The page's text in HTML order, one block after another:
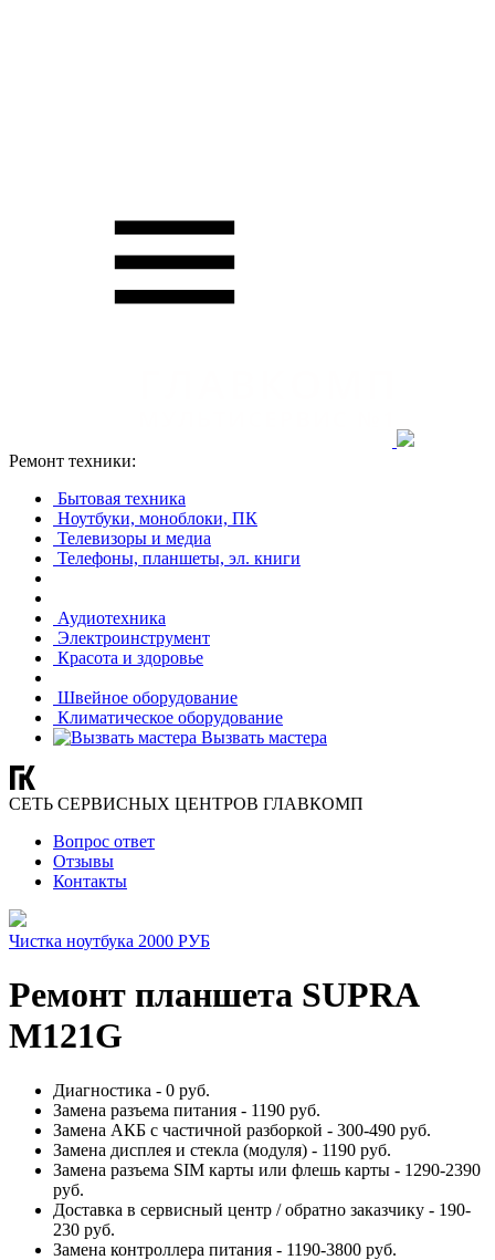
Ремонт техники:
Бытовая техника
Ноутбуки, моноблоки, ПК
Телевизоры и медиа
Телефоны, планшеты, эл. книги
Аудиотехника
Электроинструмент
Красота и здоровье
Швейное оборудование
Климатическое оборудование
Вызвать мастера
СЕТЬ СЕРВИСНЫХ ЦЕНТРОВ ГЛАВКОМП
Вопрос ответ
Отзывы
Контакты
Чистка ноутбука 2000 РУБ
Ремонт планшета SUPRA
M121G
Диагностика - 0 руб.
Замена разъема питания - 1190 руб.
Замена АКБ с частичной разборкой - 300-490 руб.
Замена дисплея и стекла (модуля) - 1190 руб.
Замена разъема SIM карты или флешь карты - 1290-2390
руб.
Доставка в сервисный центр / обратно заказчику - 190-
230 руб.
Замена контроллера питания - 1190-3800 руб.